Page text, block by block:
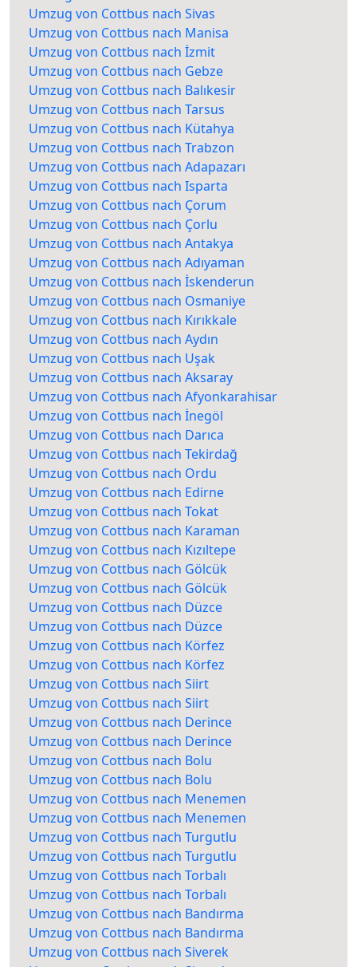
Umzug von Cottbus nach Sivas
Umzug von Cottbus nach Manisa
Umzug von Cottbus nach İzmit
Umzug von Cottbus nach Gebze
Umzug von Cottbus nach Balıkesir
Umzug von Cottbus nach Tarsus
Umzug von Cottbus nach Kütahya
Umzug von Cottbus nach Trabzon
Umzug von Cottbus nach Adapazarı
Umzug von Cottbus nach Isparta
Umzug von Cottbus nach Çorum
Umzug von Cottbus nach Çorlu
Umzug von Cottbus nach Antakya
Umzug von Cottbus nach Adıyaman
Umzug von Cottbus nach İskenderun
Umzug von Cottbus nach Osmaniye
Umzug von Cottbus nach Kırıkkale
Umzug von Cottbus nach Aydın
Umzug von Cottbus nach Uşak
Umzug von Cottbus nach Aksaray
Umzug von Cottbus nach Afyonkarahisar
Umzug von Cottbus nach İnegöl
Umzug von Cottbus nach Darıca
Umzug von Cottbus nach Tekirdağ
Umzug von Cottbus nach Ordu
Umzug von Cottbus nach Edirne
Umzug von Cottbus nach Tokat
Umzug von Cottbus nach Karaman
Umzug von Cottbus nach Kızıltepe
Umzug von Cottbus nach Gölcük
Umzug von Cottbus nach Gölcük
Umzug von Cottbus nach Düzce
Umzug von Cottbus nach Düzce
Umzug von Cottbus nach Körfez
Umzug von Cottbus nach Körfez
Umzug von Cottbus nach Siirt
Umzug von Cottbus nach Siirt
Umzug von Cottbus nach Derince
Umzug von Cottbus nach Derince
Umzug von Cottbus nach Bolu
Umzug von Cottbus nach Bolu
Umzug von Cottbus nach Menemen
Umzug von Cottbus nach Menemen
Umzug von Cottbus nach Turgutlu
Umzug von Cottbus nach Turgutlu
Umzug von Cottbus nach Torbalı
Umzug von Cottbus nach Torbalı
Umzug von Cottbus nach Bandırma
Umzug von Cottbus nach Bandırma
Umzug von Cottbus nach Siverek